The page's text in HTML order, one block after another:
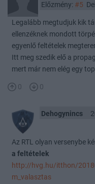
Előzmény: #5
Legalább megtudjuk kik
ellenzéknek mondott
egyenlő feltételek
Itt meg szedik elő a
mert már nem elég egy
0 0
Dehogynincs
Az RTL olyan versenybe
a feltételek
http://hvg.hu/itthon/
m_valasztas